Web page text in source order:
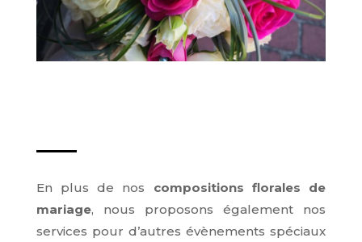
En plus de nos compositions florales de
mariage, nous proposons également nos
services pour d’autres évènements spéciaux